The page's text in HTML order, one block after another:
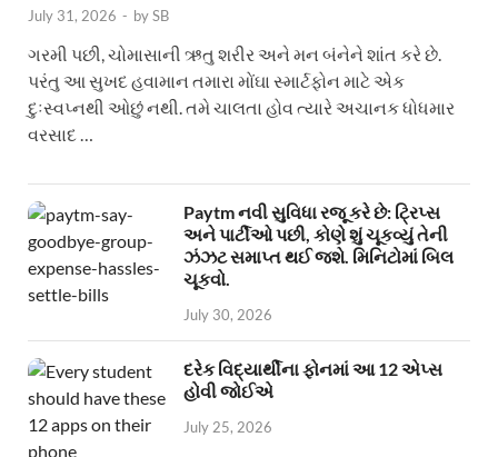
July 31, 2026 - bySB
ગરમી પછી, ચોમાસાની ઋતુ શરીર અને મન બંનેને શાંત કરે છે.
પરંતુ આ સુખદ હવામાન તમારા મોંઘા સ્માર્ટફોન માટે એક
દુઃસ્વપ્નથી ઓછું નથી. તમે ચાલતા હોવ ત્યારે અચાનક ધોધમાર
વરસાદ …
Paytm નવી સુવિધા રજૂ કરે છે: ટ્રિપ્સ
અને પાર્ટીઓ પછી, કોણે શું ચૂકવ્યું તેની
ઝંઝટ સમાપ્ત થઈ જશે. મિનિટોમાં બિલ
ચૂકવો.
July 30, 2026
દરેક વિદ્યાર્થીના ફોનમાં આ 12 એપ્સ
હોવી જોઈએ
July 25, 2026